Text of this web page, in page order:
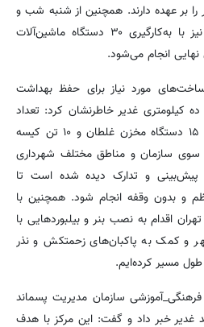
بر عهده دارند. همچنین از شنبه شب و
بلافاصله پس از پایان مراسم نیز با به‌کارگیری ۳۰ دستگاه ماشین‌آلات
نهایی انجام می‌شود.
مورد نیاز برای حفظ بهداشت
کیلومتری غدیر خاطرنشان کرد: تعداد
۵۰۰ مخزن پسماند ۲۴۰ لیتری، ۱۵ دستگاه مخزن غلطان و ۱۰ تن کیسه
سوی سازمان و مناطق مختلف شهرداری
پیش‌بینی و تدارک دیده شده است تا
و بدون وقفه انجام شود. همچنین با
اقدام به نصب بنر و بیلبوردهایی با
و کمک به پاکبان‌های زحمتکش و نذر
مسیر کرده‌ایم.
سازمان مدیریت پسماند
غدیر خبر داد و گفت: این مرکز با هدف